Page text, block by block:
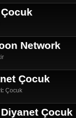
Network
Çocuk
Çocuk
Çocuk